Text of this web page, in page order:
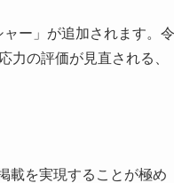
ー」が追加されます。令
力の評価が見直される、
載を実現することが極め